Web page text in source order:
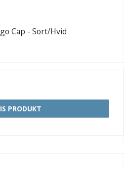
Cap - Sort/Hvid
PRODUKT